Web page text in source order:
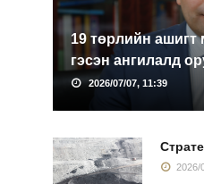
19 төрлийн
гэсэн ангилалд
2026/07/07, 11:39
2026/